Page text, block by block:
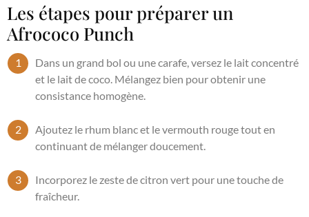
Les étapes pour préparer un
Afrococo Punch
Dans un grand bol ou une carafe, versez le lait concentré
et le lait de coco. Mélangez bien pour obtenir une
consistance homogène.
Ajoutez le rhum blanc et le vermouth rouge tout en
continuant de mélanger doucement.
Incorporez le zeste de citron vert pour une touche de
fraîcheur.